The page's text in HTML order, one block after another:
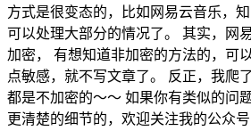
方式是很变态的，比如网易云音乐，
可以处理大部分的情况了。 其实，网
加密， 有想知道非加密的方法的，可
点敏感，就不写文章了。 反正，我爬
都是不加密的～～ 如果你有类似的问
更清楚的细节的，欢迎关注我的公众